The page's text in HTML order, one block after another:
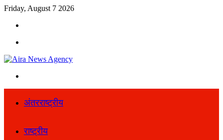
Friday, August 7 2026
अंतरराष्ट्रीय
राष्ट्रीय